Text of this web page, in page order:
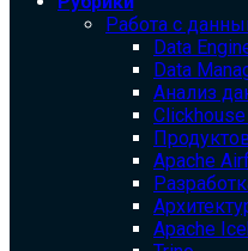
Работа с
Data
Data
Анализ
Apache
Apache